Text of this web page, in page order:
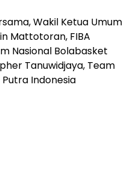
Wakil Ketua Umum
Mattotoran, FIBA
Nasional Bolabasket
Tanuwidjaya, Team
Putra Indonesia